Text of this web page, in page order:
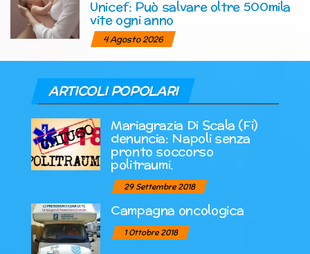
Unicef: Può salvare oltre 500mila
vite ogni anno
4 Agosto 2026
ARTICOLI POPOLARI
Mariagrazia Di Scala (Fi)
denuncia: Napoli senza
pronto soccorso
politraumi.
29 Settembre 2018
Campagna oncologica
1 Ottobre 2018